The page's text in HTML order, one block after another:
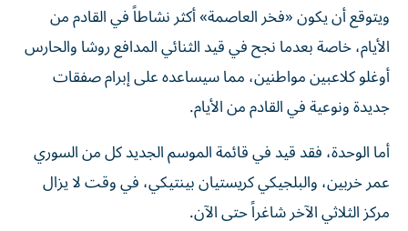
ويتوقع أن يكون «فخر العاصمة» أكثر نشاطاً في القادم من
الأيام، خاصة بعدما نجح في قيد الثنائي المدافع روشا والحارس
أوغلو كلاعبين مواطنين، مما سيساعده على إبرام صفقات
جديدة ونوعية في القادم من الأيام.
أما الوحدة، فقد قيد في قائمة الموسم الجديد كل من السوري
عمر خربين، والبلجيكي كريستيان بينتيكي، في وقت لا يزال
مركز الثلاثي الآخر شاغراً حتى الآن.